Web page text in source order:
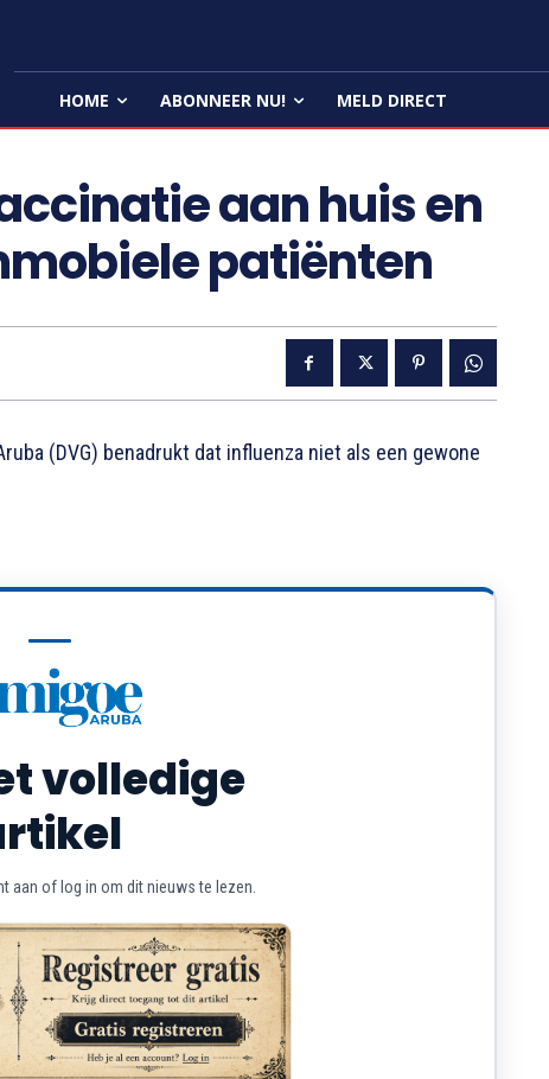
HOME ABONNEER NU! MELD DIRECT
aan huis en
patiënten
(DVG) benadrukt dat influenza niet als een gewone
volledige
aan of log in om dit nieuws te lezen.